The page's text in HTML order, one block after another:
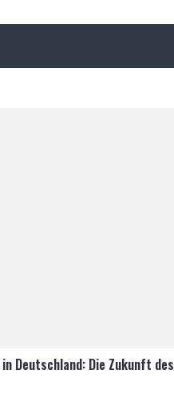
Deutschland: Die Zukunft des